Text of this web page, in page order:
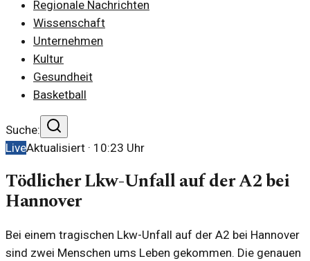
Regionale Nachrichten
Wissenschaft
Unternehmen
Kultur
Gesundheit
Basketball
Suche:
LiveAktualisiert · 10:23 Uhr
Tödlicher Lkw-Unfall auf der A2 bei
Hannover
Bei einem tragischen Lkw-Unfall auf der A2 bei Hannover
sind zwei Menschen ums Leben gekommen. Die genauen